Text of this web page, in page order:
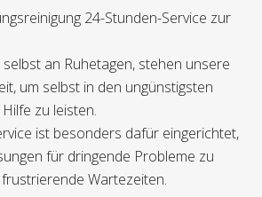
24-Stunden-Service zur
an Ruhetagen, stehen unsere
um selbst in den ungünstigsten
zu leisten.
ist besonders dafür eingerichtet,
für dringende Probleme zu
Wartezeiten.